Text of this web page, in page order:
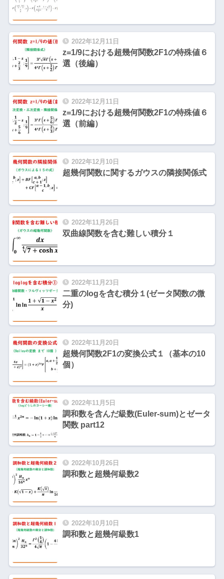
2022年12月11日
z=1/9における超幾何関数2F1の特殊値６
選（後編）
2022年12月11日
z=1/9における超幾何関数2F1の特殊値６
選（前編）
2022年12月10日
超幾何関数に関するガウスの隣接関係式
2022年11月26日
双曲線関数を含む難しい積分１
2022年11月23日
二重のlogを含む積分１(ゼータ関数の微
分)
2022年11月20日
超幾何関数2F1の変換公式１（基本の10
個）
2022年11月5日
調和数を含んだ級数(Euler-sum)とゼータ
関数 part12
2022年10月26日
調和数と超幾何級数2
2022年10月10日
調和数と超幾何級数1